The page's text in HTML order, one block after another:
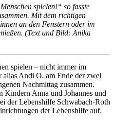
spielen!“ so fasste
Mit dem richtigen
an den Fenstern oder im
(Text und Bild: Anika
spielen – nicht immer im
alias Andi O. am Ende der zwei
Nachmittag zusammen.
Kindern Anna und Johannes und
der Lebenshilfe Schwabach-Roth
der Lebenshilfe auf.